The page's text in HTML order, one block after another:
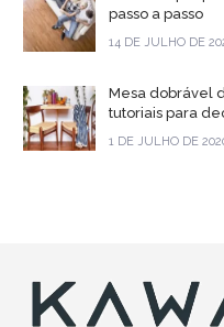
passo a passo
14 DE JULHO DE
Mesa dobrável
tutoriais para
1 DE JULHO DE